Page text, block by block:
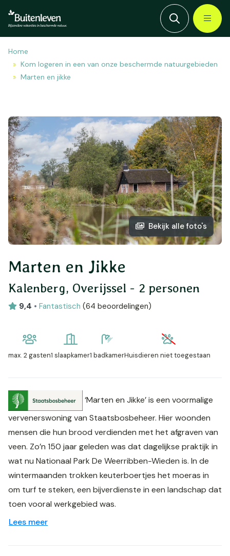
Home
Kom logeren in een van onze beschermde natuurgebieden
Marten en jikke
Bekijk alle foto's
Marten en Jikke
Kalenberg, Overijssel - 2 personen
9,4 • Fantastisch (64 beoordelingen)
max. 2 gasten1 slaapkamer1 badkamerHuisdieren niet toegestaan
‘Marten en Jikke’ is een voormalige
vervenerswoning van Staatsbosbeheer. Hier woonden
mensen die hun brood verdienden met het afgraven van
veen. Zo’n 150 jaar geleden was dat dagelijkse praktijk in
wat nu Nationaal Park De Weerribben-Wieden is. In de
wintermaanden trokken keuterboertjes het moeras in
om turf te steken, een bijverdienste in een landschap dat
toen vooral werkgebied was.
Lees meer